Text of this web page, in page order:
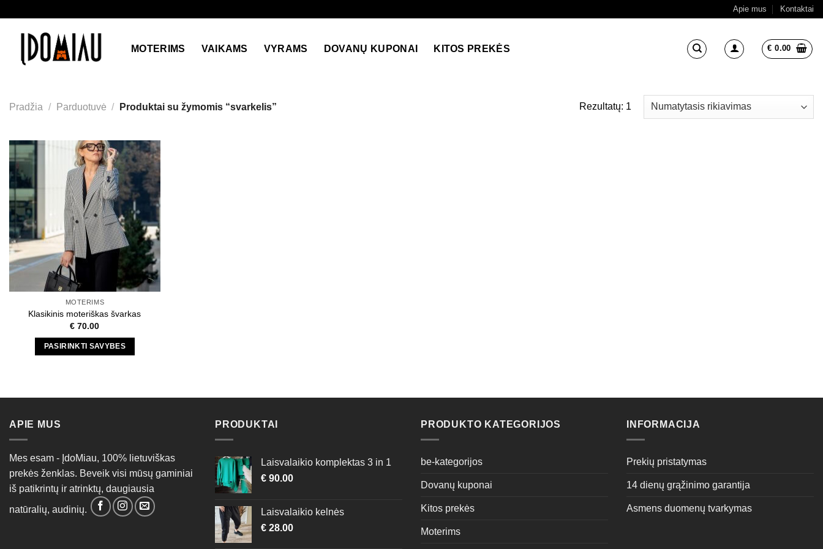
content
Apie mus Kontaktai
MOTERIMS VAIKAMS VYRAMS DOVANŲ KUPONAI KITOS PREKĖS € 0.00
Pradžia / Parduotuvė / Produktai su žymomis “svarkelis” Rezultatų: 1
MOTERIMS
Klasikinis moteriškas švarkas
€ 70.00
PASIRINKTI SAVYBES
may
be
chosen
on
the
APIE MUS
Mes esam - ĮdoMiau, 100% lietuviškas
prekės ženklas. Beveik visi mūsų gaminiai
iš patikrintų ir atrinktų, daugiausia
natūralių, audinių.
PRODUKTAI
Laisvalaikio komplektas 3 in 1
€ 90.00
Laisvalaikio kelnės
€ 28.00
PRODUKTO KATEGORIJOS
be-kategorijos
Dovanų kuponai
Kitos prekės
Moterims
INFORMACIJA
Prekių pristatymas
14 dienų grąžinimo garantija
Asmens duomenų tvarkymas